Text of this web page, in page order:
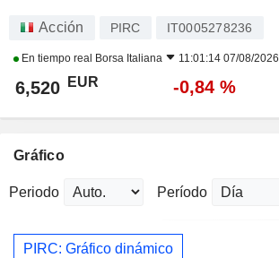
Acción PIRC IT0005278236
En tiempo real Borsa Italiana 11:01:14 07/08/2026
6,520 EUR -0,84 %
Gráfico
Periodo Período
PIRC: Gráfico dinámico